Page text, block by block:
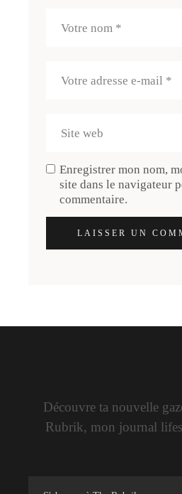
Enregistrer mon nom,
site dans le navigateur
commentaire.
LAISSER UN
Découvre ta nouvelle
Rubrik, mon journal